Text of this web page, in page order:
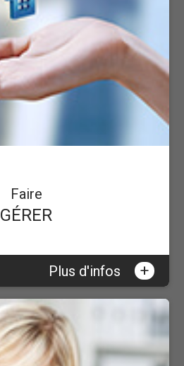
Faire
GÉRER
Plus d'infos +